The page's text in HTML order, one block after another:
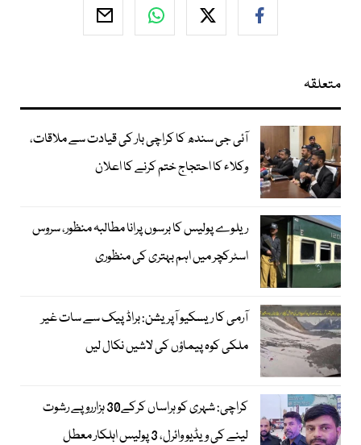
متعلقہ
آئی جی سندھ کا کراچی بار کی قیادت سے ملاقات،
وکلاء کا احتجاج ختم کرنے کا اعلان
ریلوے پولیس کا برسوں پرانا مطالبہ منظور، سروس
اسٹرکچر میں اہم بہتری کی منظوری
آرمی کا ریسکیو آپریشن: براڈ پیک سے سات غیر
ملکی کوہ پیماؤں کی لاشیں نکال لیں
کراچی: شہری کو ہراساں کرکے30 ہزارروپے رشوت
لینے کی ویڈیو وائرل، 3 پولیس اہلکار معطل